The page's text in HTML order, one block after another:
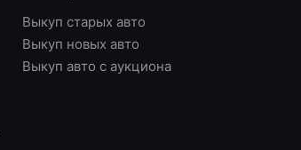
Выкуп старых авто
Выкуп новых авто
Выкуп авто с аукциона